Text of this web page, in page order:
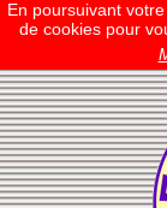
En poursuivant
de cookies pour